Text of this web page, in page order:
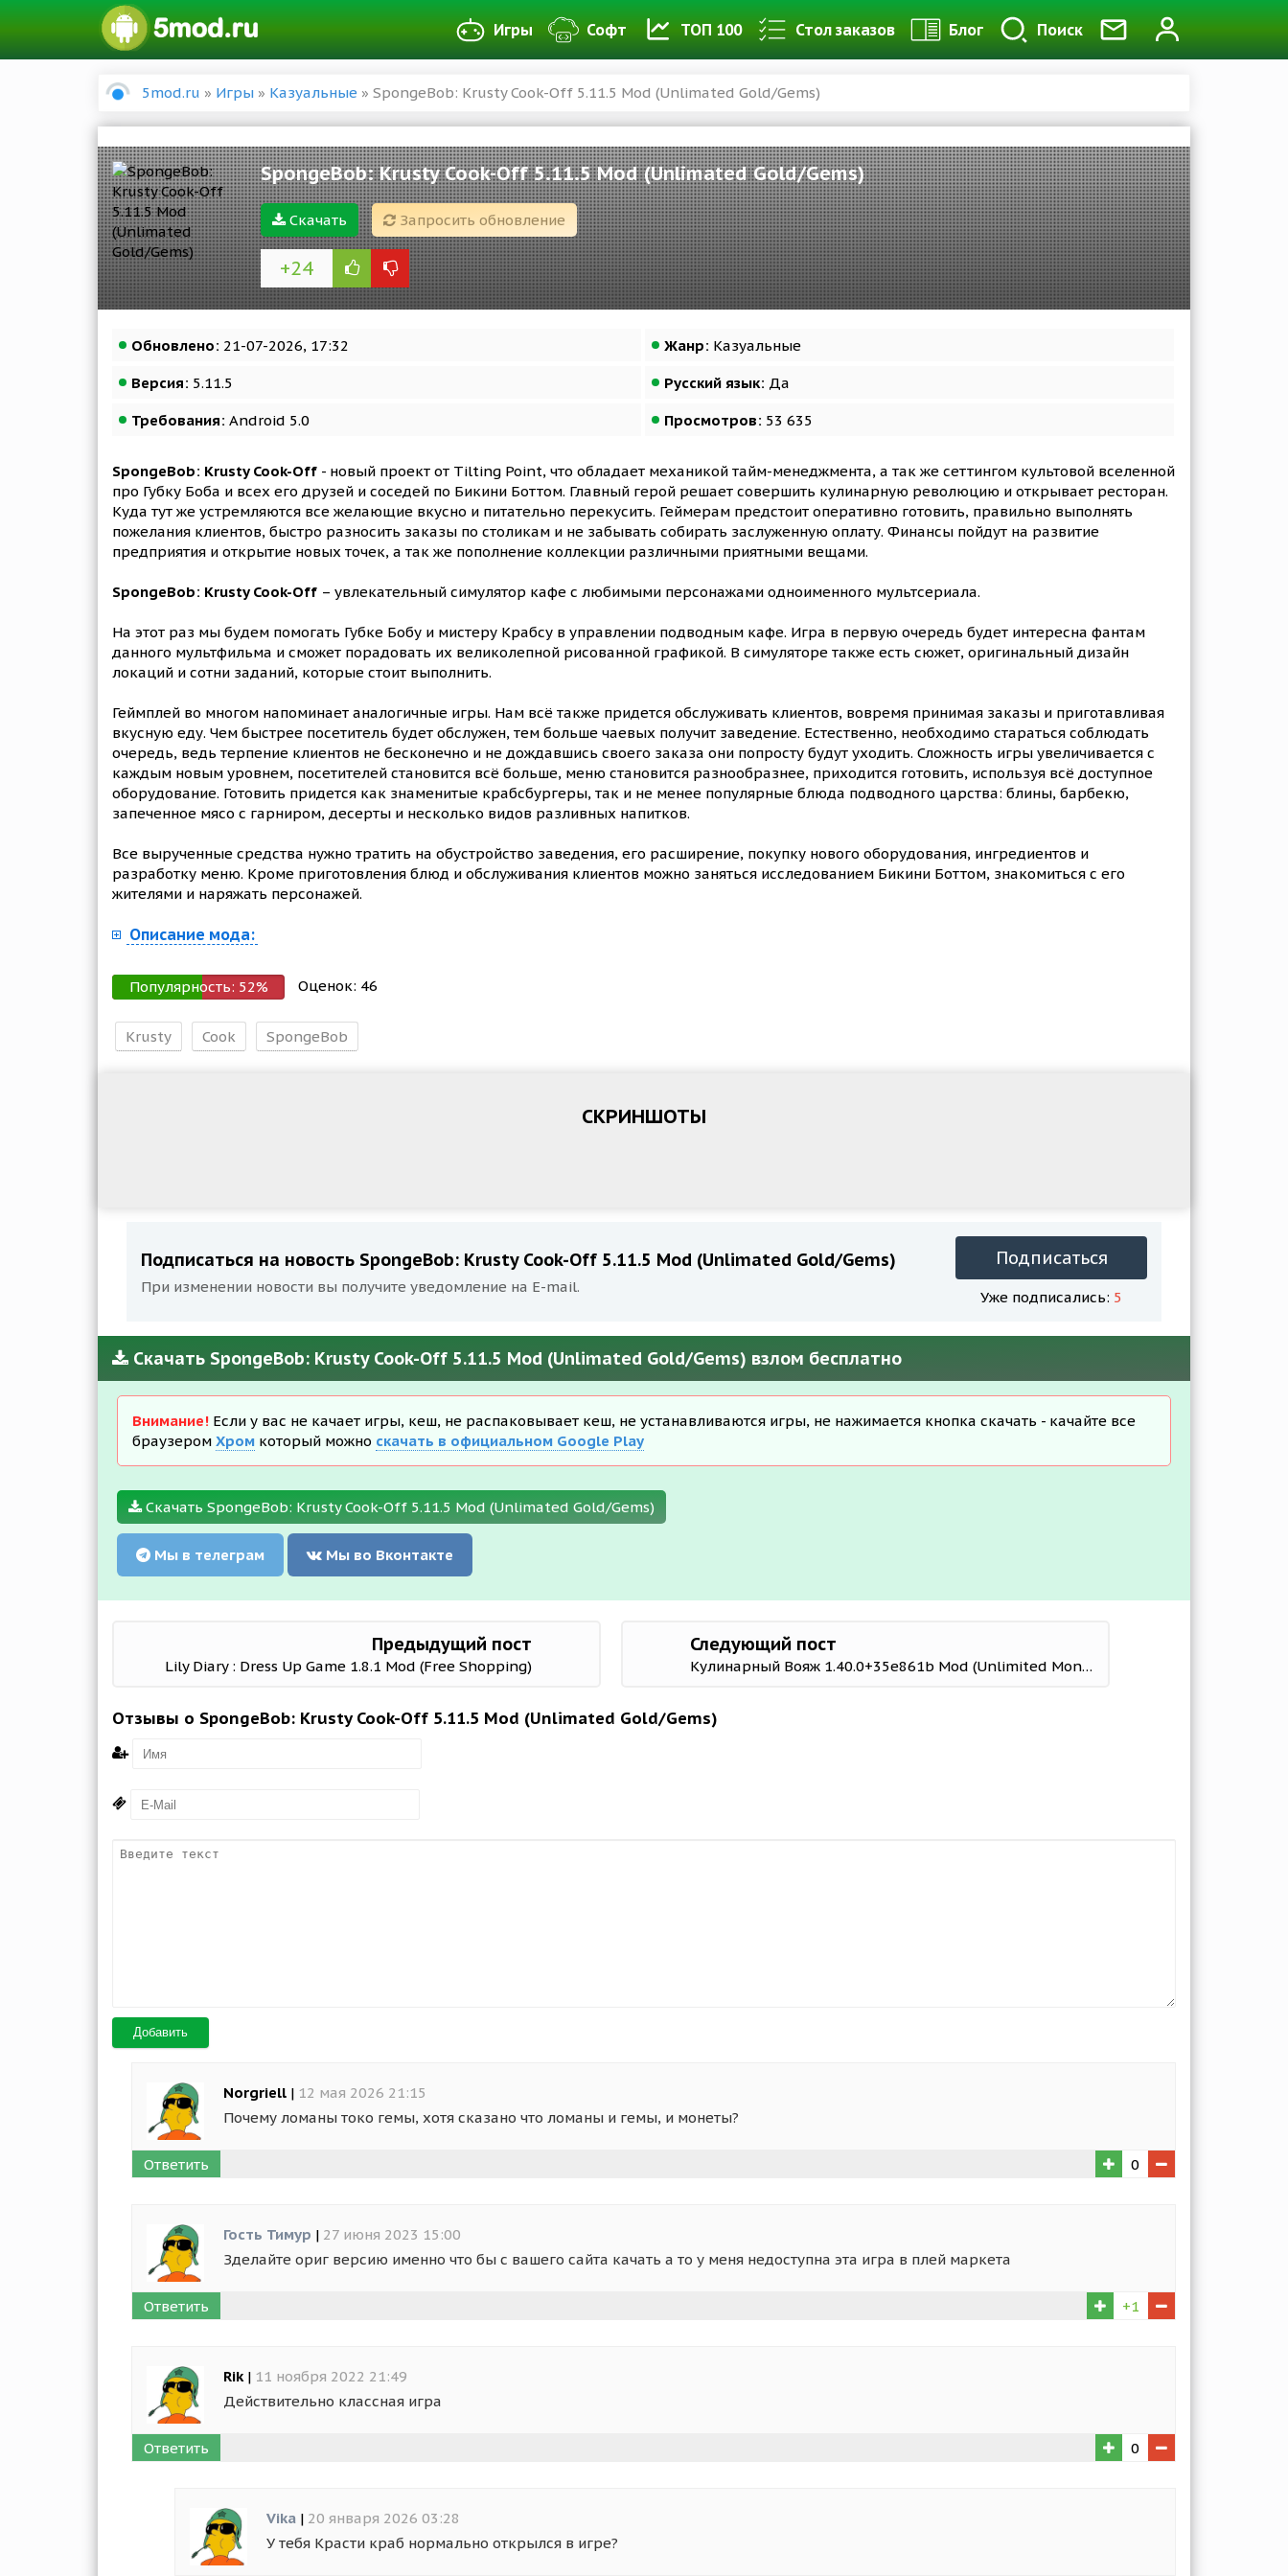
Игры Софт ТОП 100 Стол заказов Блог Поиск
5mod.ru » Игры » Казуальные » SpongeBob: Krusty Cook-Off 5.11.5 Mod (Unlimated Gold/Gems)
SpongeBob: Krusty Cook-Off 5.11.5 Mod (Unlimated Gold/Gems)
Скачать Запросить обновление
+24
Обновлено: 21-07-2026, 17:32 Жанр: Казуальные
Версия: 5.11.5 Русский язык: Да
Требования: Android 5.0 Просмотров: 53 635
SpongeBob: Krusty Cook-Off - новый проект от Tilting Point, что обладает механикой тайм-менеджмента, а так же сеттингом культовой вселенной
про Губку Боба и всех его друзей и соседей по Бикини Боттом. Главный герой решает совершить кулинарную революцию и открывает ресторан.
Куда тут же устремляются все желающие вкусно и питательно перекусить. Геймерам предстоит оперативно готовить, правильно выполнять
пожелания клиентов, быстро разносить заказы по столикам и не забывать собирать заслуженную оплату. Финансы пойдут на развитие
предприятия и открытие новых точек, а так же пополнение коллекции различными приятными вещами.
SpongeBob: Krusty Cook-Off – увлекательный симулятор кафе с любимыми персонажами одноименного мультсериала.
На этот раз мы будем помогать Губке Бобу и мистеру Крабсу в управлении подводным кафе. Игра в первую очередь будет интересна фантам
данного мультфильма и сможет порадовать их великолепной рисованной графикой. В симуляторе также есть сюжет, оригинальный дизайн
локаций и сотни заданий, которые стоит выполнить.
Геймплей во многом напоминает аналогичные игры. Нам всё также придется обслуживать клиентов, вовремя принимая заказы и приготавливая
вкусную еду. Чем быстрее посетитель будет обслужен, тем больше чаевых получит заведение. Естественно, необходимо стараться соблюдать
очередь, ведь терпение клиентов не бесконечно и не дождавшись своего заказа они попросту будут уходить. Сложность игры увеличивается с
каждым новым уровнем, посетителей становится всё больше, меню становится разнообразнее, приходится готовить, используя всё доступное
оборудование. Готовить придется как знаменитые крабсбургеры, так и не менее популярные блюда подводного царства: блины, барбекю,
запеченное мясо с гарниром, десерты и несколько видов разливных напитков.
Все вырученные средства нужно тратить на обустройство заведения, его расширение, покупку нового оборудования, ингредиентов и
разработку меню. Кроме приготовления блюд и обслуживания клиентов можно заняться исследованием Бикини Боттом, знакомиться с его
жителями и наряжать персонажей.
Описание мода:
Популярность: 52% Оценок: 46
Krusty Cook SpongeBob
СКРИНШОТЫ
Подписаться на новость SpongeBob: Krusty Cook-Off 5.11.5 Mod (Unlimated Gold/Gems)
При изменении новости вы получите уведомление на E-mail.
Подписаться
Уже подписались: 5
Скачать SpongeBob: Krusty Cook-Off 5.11.5 Mod (Unlimated Gold/Gems) взлом бесплатно
Внимание! Если у вас не качает игры, кеш, не распаковывает кеш, не устанавливаются игры, не нажимается кнопка скачать - качайте все
браузером Хром который можно скачать в официальном Google Play
Скачать SpongeBob: Krusty Cook-Off 5.11.5 Mod (Unlimated Gold/Gems)
Мы в телеграм Мы во Вконтакте
Предыдущий пост
Lily Diary : Dress Up Game 1.8.1 Mod (Free Shopping)
Следующий пост
Кулинарный Вояж 1.40.0+35e861b Mod (Unlimited Money/Gold Coins/Gems)
Отзывы о SpongeBob: Krusty Cook-Off 5.11.5 Mod (Unlimated Gold/Gems)
Добавить
Norgriell | 12 мая 2026 21:15
Почему ломаны токо гемы, хотя сказано что ломаны и гемы, и монеты?
Ответить 0
Гость Тимур | 27 июня 2023 15:00
Зделайте ориг версию именно что бы с вашего сайта качать а то у меня недоступна эта игра в плей маркета
Ответить +1
Rik| 11 ноября 2022 21:49
Действительно классная игра
Ответить 0
Vika | 20 января 2026 03:28
У тебя Красти краб нормально открылся в игре?